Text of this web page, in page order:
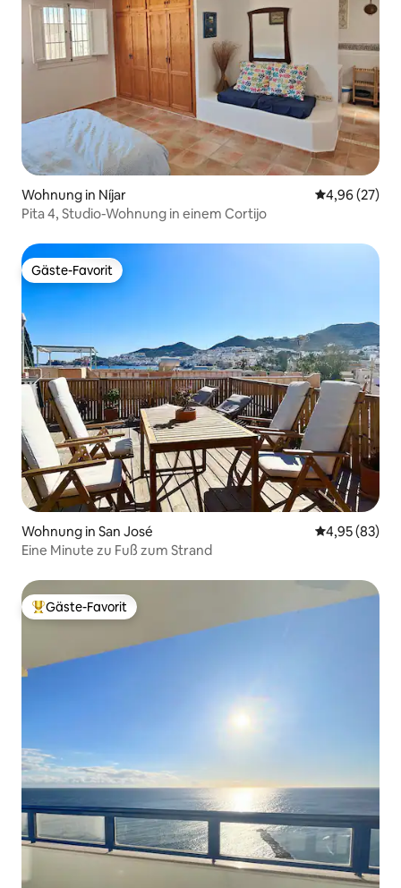
Wohnung in Níjar
4,96 (27)
Pita 4, Studio-Wohnung in einem Cortijo
Gäste-Favorit
Gäste-Favorit
Wohnung in San José
4,95 (83)
Eine Minute zu Fuß zum Strand
Beliebter Gäste-Favorit.
Gäste-Favorit